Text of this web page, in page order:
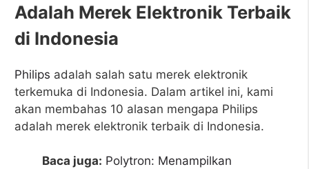
Adalah Merek Elektronik Terbaik
di Indonesia
Philips adalah salah satu merek elektronik
terkemuka di Indonesia. Dalam artikel ini, kami
akan membahas 10 alasan mengapa Philips
adalah merek elektronik terbaik di Indonesia.
Baca juga: Polytron: Menampilkan